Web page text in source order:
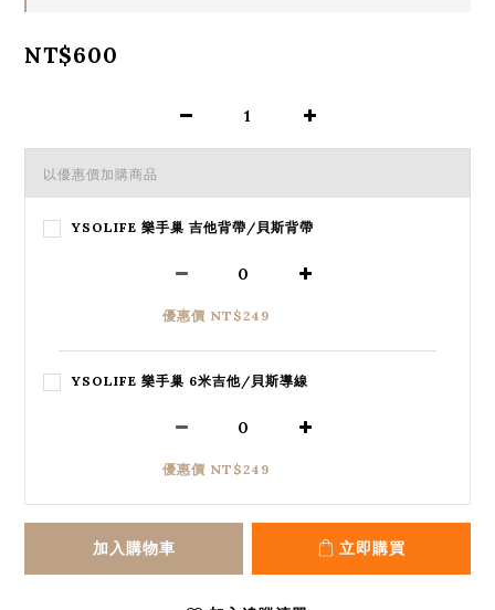
NT$600
以優惠價加購商品
YSOLIFE 樂手巢 吉他背帶/貝斯背帶
優惠價 NT$249
YSOLIFE 樂手巢 6米吉他/貝斯導線
優惠價 NT$249
加入購物車 立即購買